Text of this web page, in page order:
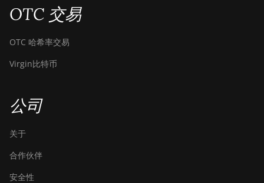
OTC 交易
OTC 哈希率交易
Virgin比特币
公司
关于
合作伙伴
安全性